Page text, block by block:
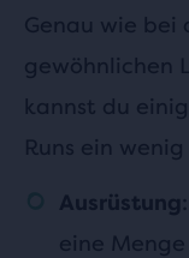
Genau wie bei
gewöhnlichen
kannst du
Runs ein
Ausrüstung
eine